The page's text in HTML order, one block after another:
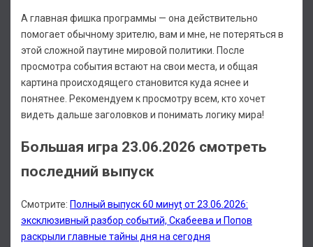
А главная фишка программы — она действительно
помогает обычному зрителю, вам и мне, не потеряться в
этой сложной паутине мировой политики. После
просмотра события встают на свои места, и общая
картина происходящего становится куда яснее и
понятнее. Рекомендуем к просмотру всем, кто хочет
видеть дальше заголовков и понимать логику мира!
Большая игра 23.06.2026 смотреть
последний выпуск
Смотрите: Полный выпуск 60 минуţ от 23.06.2026:
эксклюзивный разбор событий, Скабеева и Попов
раскрыли главные тайны дня на сегодня